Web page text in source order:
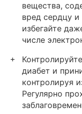
вещества,
вред сердцу
избегайте
числе
диабет и
контролируя
Регулярно